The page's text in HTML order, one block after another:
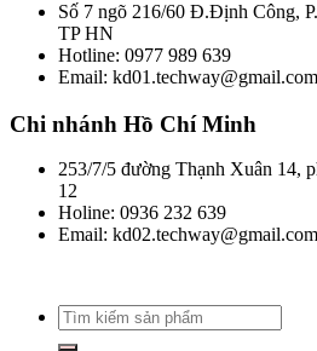
Số 7 ngõ 216/60 Đ.Định Công,
TP HN
Hotline: 0977 989 639
Email: kd01.techway@gmail.com
Chi nhánh Hồ Chí Minh
253/7/5 đường Thạnh Xuân 14,
12
Holine: 0936 232 639
Email: kd02.techway@gmail.com
Tìm
kiếm: